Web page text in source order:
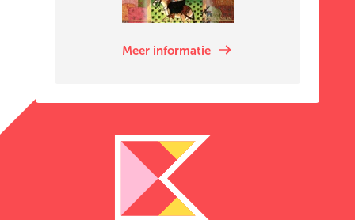
Meer informatie